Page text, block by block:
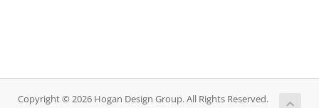
Copyright © 2026 Hogan Design Group. All Rights Reserved.